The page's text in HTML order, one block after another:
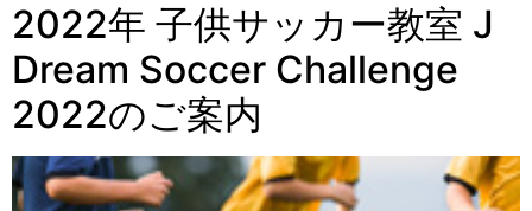
2022年 子供サッカー教室 J
Dream Soccer Challenge
2022のご案内